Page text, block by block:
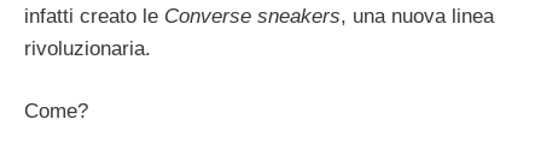
infatti creato le Converse sneakers, una nuova linea
rivoluzionaria.
Come?